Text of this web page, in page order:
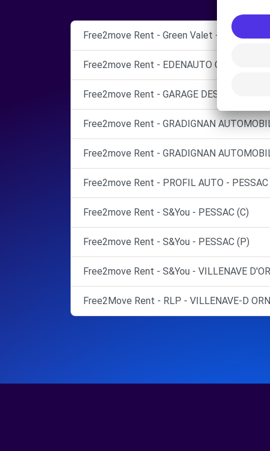
Free2move Rent - Green Valet - Bordeaux
Free2move Rent - EDENAUTO OPEL -
Free2move Rent - GARAGE DES
Free2move Rent - GRADIGNAN
Free2move Rent - GRADIGNAN
Free2move Rent - PROFIL AUTO - PESSAC
Free2move Rent - S&You - PESSAC (C)
Free2move Rent - S&You - PESSAC (P)
Free2move Rent - S&You - VILLENAVE
Free2Move Rent - RLP - VILLENAVE-D